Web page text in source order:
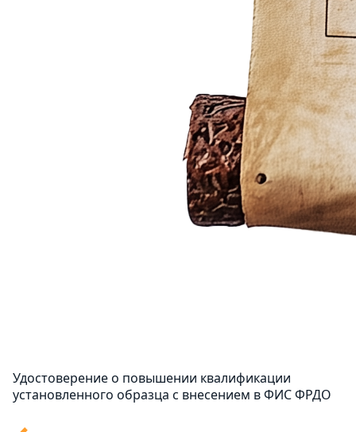
Удостоверение о повышении квалификации
установленного образца с внесением в ФИС ФРДО